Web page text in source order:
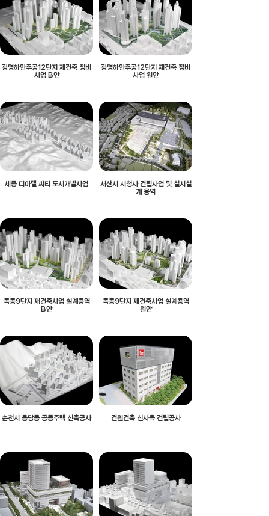
광명하안주공12단지 재건축 정비
사업 B안
광명하안주공12단지 재건축 정비
사업 원안
세종 디아델 씨티 도시개발사업
서산시 시청사 건립사업 및 실시설
계 용역
목동9단지 재건축사업 설계용역
B안
목동9단지 재건축사업 설계용역
원안
순천시 용당동 공동주택 신축공사 건원건축 신사옥 건립공사